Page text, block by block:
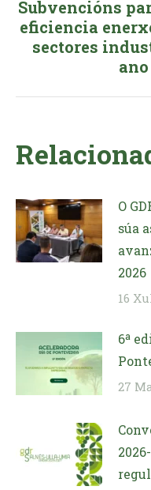
Subvencións
eficiencia
sectores
O
súa
2026
16
6ª
27